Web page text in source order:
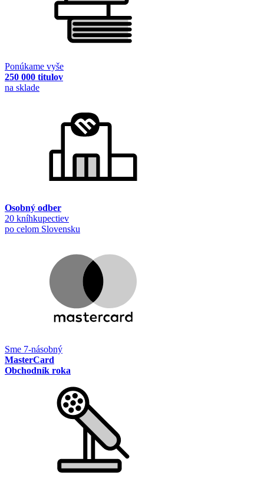
Ponúkame vyše
250 000 titulov
na sklade
Osobný odber
20 kníhkupectiev
po celom Slovensku
Sme 7-násobný
MasterCard
Obchodník roka